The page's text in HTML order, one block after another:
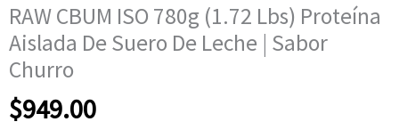
RAW CBUM ISO 780g (1.72 Lbs) Proteína
Aislada De Suero De Leche | Sabor
Churro
$949.00